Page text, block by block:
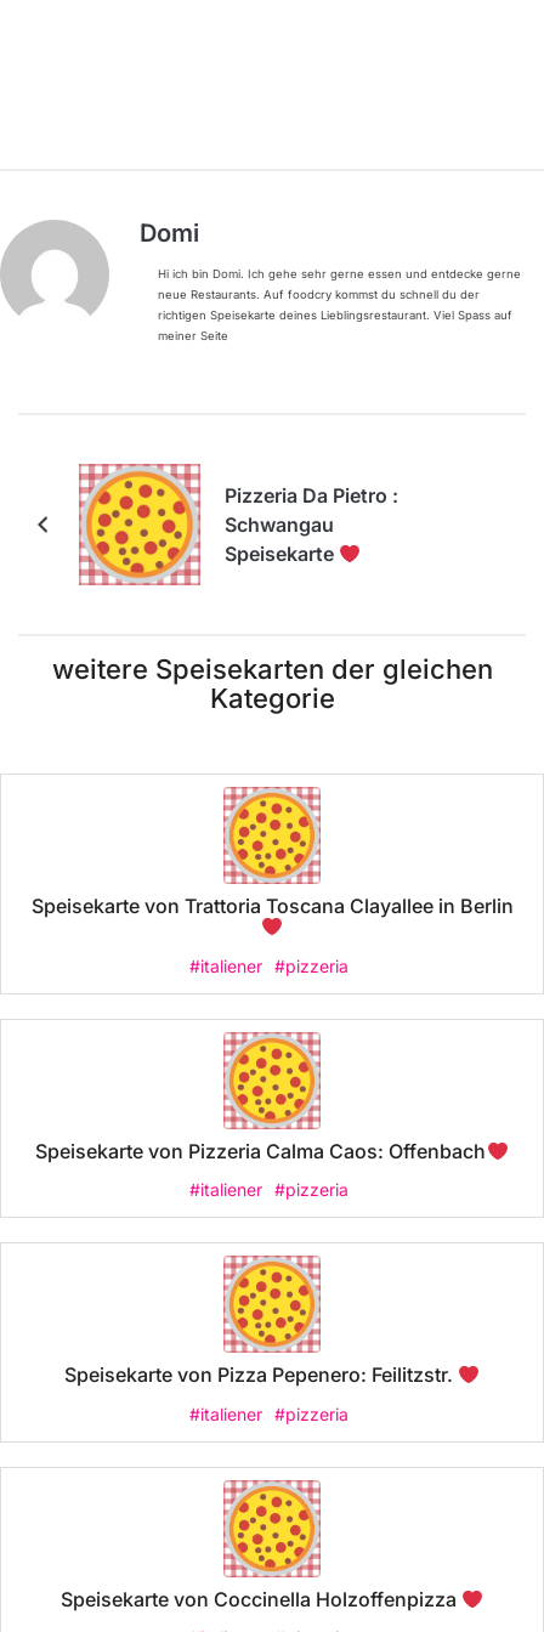
Domi
Hi ich bin Domi. Ich gehe sehr gerne essen und entdecke gerne
neue Restaurants. Auf foodcry kommst du schnell du der
richtigen Speisekarte deines Lieblingsrestaurant. Viel Spass auf
meiner Seite
Pizzeria Da Pietro :
Schwangau
Speisekarte
weitere Speisekarten der gleichen
Kategorie
Speisekarte von Trattoria Toscana Clayallee in Berlin
#italiener #pizzeria
Speisekarte von Pizzeria Calma Caos: Offenbach
#italiener #pizzeria
Speisekarte von Pizza Pepenero: Feilitzstr.
#italiener #pizzeria
Speisekarte von Coccinella Holzoffenpizza